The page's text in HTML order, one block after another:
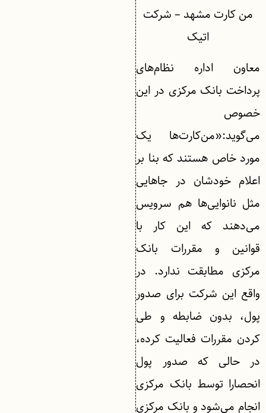
من کارت مشهد – شرکت
اتیک
معاون اداره نظام‌های
پرداخت بانک مرکزی در این
خصوص
می‌گوید:«من‌کارت‌ها یک
مورد خاص هستند که بنا بر
اعلام خودشان در جاهایی
مثل نانوایی‌ها هم سرویس
می‌دهند که این کار با
قوانین و مقررات بانک
مرکزی مطابقت ندارد. در
واقع این شرکت برای صدور
پول، بدون ضابطه و طی
کردن مقررات فعالیت کرده،
در حالی ‌که صدور پول
انحصارا توسط بانک مرکزی
انجام می‌شود و بانک مرکزی